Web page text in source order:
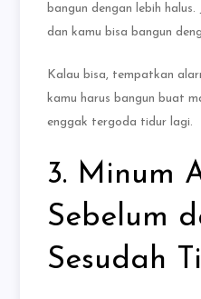
bangun dengan lebih
dan kamu bisa bangun
Kalau bisa, tempatkan
kamu harus bangun buat
enggak tergoda tidur lagi.
3. Minum
Sebelum
Sesudah